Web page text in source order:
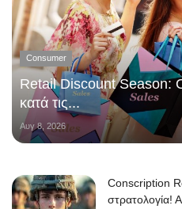
Consumer
Retail Discount Season:
κατά τις...
Αυγ 8, 2026
Conscription
στρατολογία!